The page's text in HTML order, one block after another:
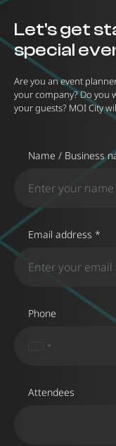
Let's get
special
Are you an event
your company? Do you
your guests? MOI City
Name / Business
Email address *
Phone
Attendees